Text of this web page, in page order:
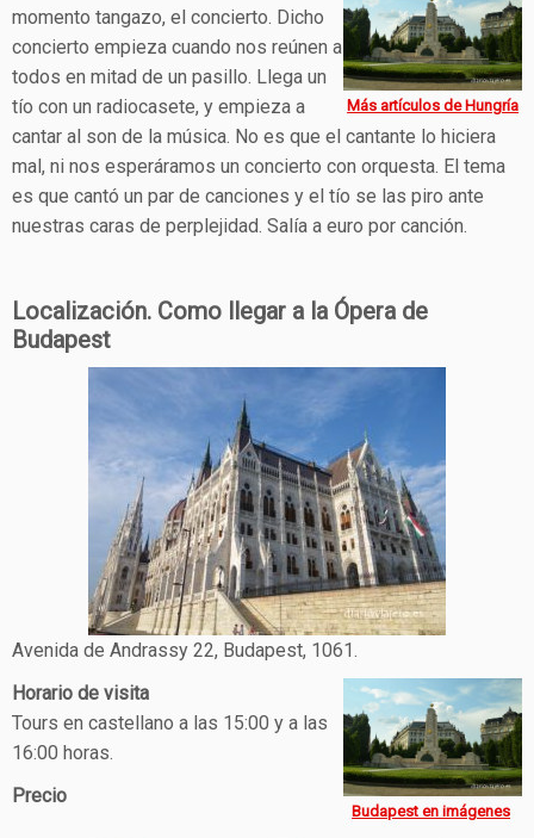
Más artículos de Hungría
momento tangazo, el concierto. Dicho
concierto empieza cuando nos reúnen a
todos en mitad de un pasillo. Llega un
tío con un radiocasete, y empieza a
cantar al son de la música. No es que el cantante lo hiciera
mal, ni nos esperáramos un concierto con orquesta. El tema
es que cantó un par de canciones y el tío se las piro ante
nuestras caras de perplejidad. Salía a euro por canción.
Localización. Como llegar a la Ópera de
Budapest
Avenida de Andrassy 22, Budapest, 1061.
Budapest en imágenes
Horario de visita
Tours en castellano a las 15:00 y a las
16:00 horas.
Precio